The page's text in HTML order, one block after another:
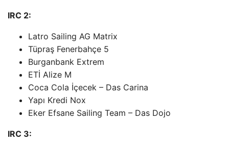
IRC 2:
Latro Sailing AG Matrix
Tüpraş Fenerbahçe 5
Burganbank Extrem
ETİ Alize M
Coca Cola İçecek – Das Carina
Yapı Kredi Nox
Eker Efsane Sailing Team – Das Dojo
IRC 3: